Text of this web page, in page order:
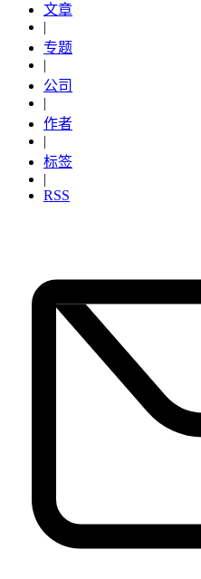
文章
|
专题
|
公司
|
作者
|
标签
|
RSS